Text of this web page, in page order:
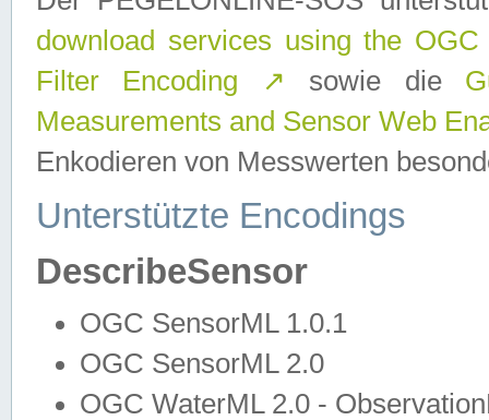
download services using the
Filter Encoding
↗ sowie die
Measurements and Sensor Web
Enkodieren von Messwerten
Unterstützte Encodings
DescribeSensor
OGC SensorML 1.0.1
OGC SensorML 2.0
OGC WaterML 2.0 -